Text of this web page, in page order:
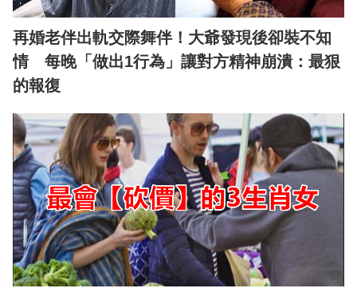
再婚老伴出軌交際舞伴！大爺發現後卻裝不知
情 每晚「做出1行為」讓對方精神崩潰：最狠
的報復